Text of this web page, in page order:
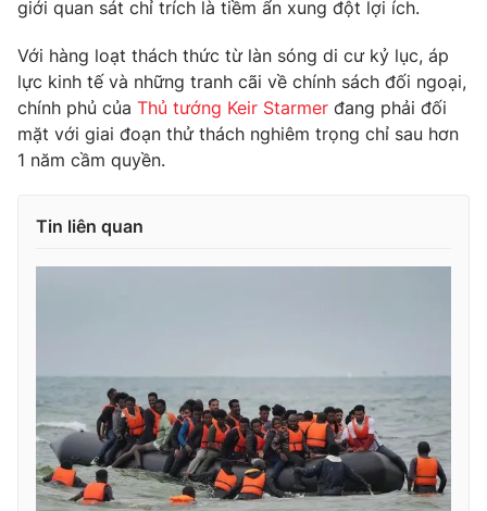
giới quan sát chỉ trích là tiềm ẩn xung đột lợi ích.
Với hàng loạt thách thức từ làn sóng di cư kỷ lục, áp
lực kinh tế và những tranh cãi về chính sách đối ngoại,
chính phủ của Thủ tướng Keir Starmer đang phải đối
mặt với giai đoạn thử thách nghiêm trọng chỉ sau hơn
1 năm cầm quyền.
Tin liên quan